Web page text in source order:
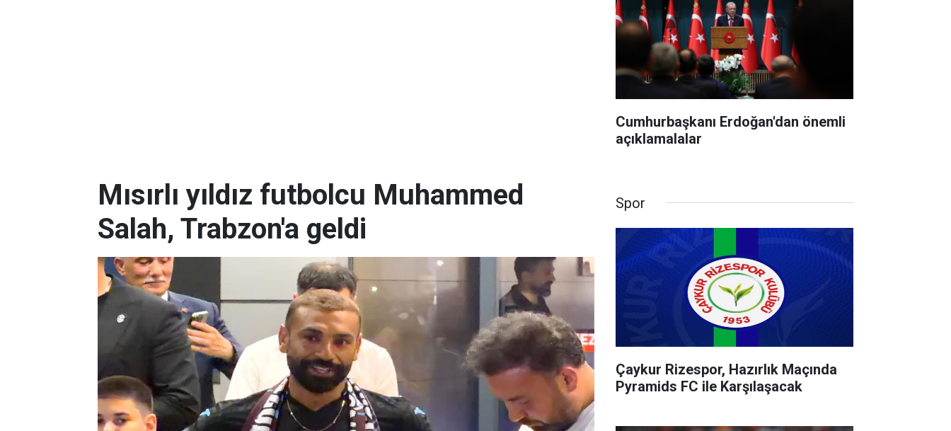
Cumhurbaşkanı Erdoğan'dan önemli
açıklamalalar
Mısırlı yıldız futbolcu Muhammed
Salah, Trabzon'a geldi
Spor
Çaykur Rizespor, Hazırlık Maçında
Pyramids FC ile Karşılaşacak